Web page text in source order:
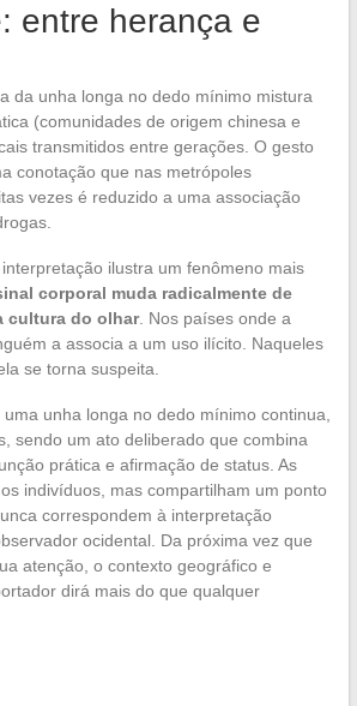
entre herança e
da unha longa no dedo mínimo mistura
(comunidades de origem chinesa e
transmitidos entre gerações. O gesto
conotação que nas metrópoles
vezes é reduzido a uma associação
ilustra um fenômeno mais
corporal muda radicalmente de
cultura do olhar. Nos países onde a
a associa a um uso ilícito. Naqueles
se torna suspeita.
unha longa no dedo mínimo continua,
sendo um ato deliberado que combina
prática e afirmação de status. As
indivíduos, mas compartilham um ponto
correspondem à interpretação
ocidental. Da próxima vez que
atenção, o contexto geográfico e
dirá mais do que qualquer